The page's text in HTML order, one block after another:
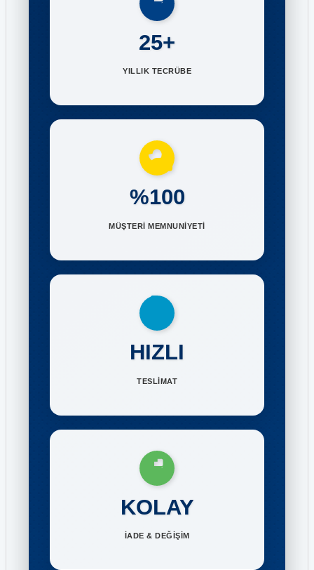
25+
YILLIK TECRÜBE
%100
MÜŞTERİ MEMNUNİYETİ
HIZLI
TESLİMAT
KOLAY
İADE & DEĞİŞİM